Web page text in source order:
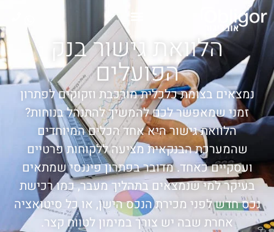
הלוואת גישור בנק
הפועלים
נמצאים בצומת כלכלית מורכבת וזקוקים לפתרון
זמני שמאפשר לכם להמשיך להתנהל בנוחות?
הלוואת גישור היא אחד הכלים המיוחדים
שהמערכת הבנקאית מציעה ללקוחות פרטיים
ועסקיים כאחד. מדובר בפתרון פיננסי שמתאים
בעיקר למי שנמצאים בתהליך מעבר, כמו רכישת
נכס חדש לפני מכירת הנכס הישן, או כל סיטואציה
אחרת שבה יש צורך במימון לטווח קצר.